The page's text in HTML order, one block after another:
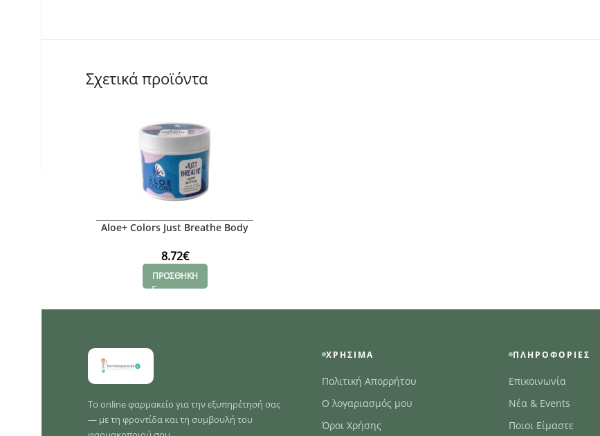
Σχετικά προϊόντα
Aloe+ Colors Just Breathe Body
8.72€
ΠΡΟΣΘΗΚΗ
Το online φαρμακείο για την εξυπηρέτησή σας
— με τη φροντίδα και τη συμβουλή του
ΧΡΉΣΙΜΑ
Πολιτική Απορρήτου
Ο λογαριασμός μου
Όροι Χρήσης
ΠΛΗΡΟΦΟΡΊΕΣ
Επικοινωνία
Νέα & Events
Ποιοι Είμαστε